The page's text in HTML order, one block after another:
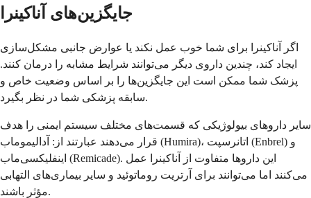
جایگزین‌های آناکینرا
اگر آناکینرا برای شما خوب عمل نکند یا عوارض جانبی مشکل‌سازی
ایجاد کند، چندین داروی دیگر می‌توانند شرایط مشابه را درمان کنند.
پزشک شما ممکن است این جایگزین‌ها را بر اساس وضعیت خاص و
سابقه پزشکی شما در نظر بگیرد.
سایر داروهای بیولوژیکی که قسمت‌های مختلف سیستم ایمنی را هدف
قرار می‌دهند عبارتند از: آدالیموماب (Humira)، اتانرسپت (Enbrel) و
اینفلیکسی‌ماب (Remicade). این داروها متفاوت از آناکینرا عمل
می‌کنند اما می‌توانند برای آرتریت روماتوئید و سایر بیماری‌های التهابی
مؤثر باشند.